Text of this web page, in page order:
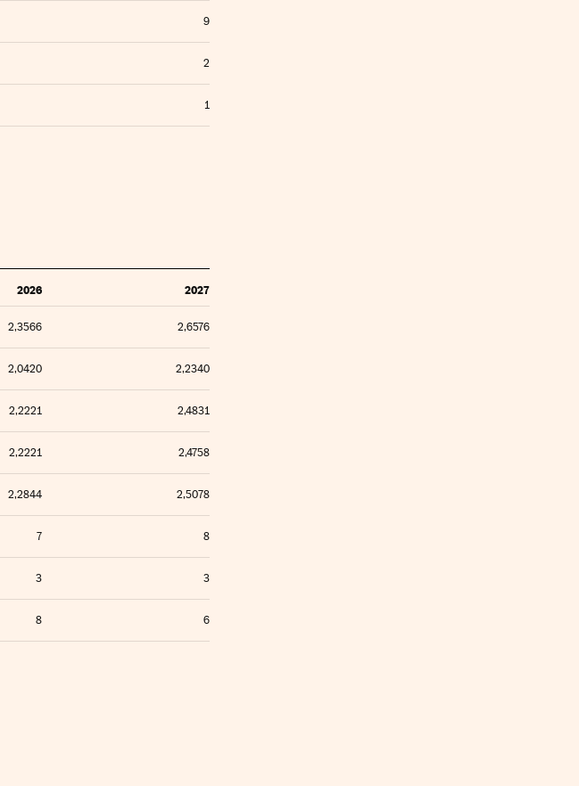
9
2
1
2026 2027
2,3566 2,6576
2,0420 2,2340
2,2221 2,4831
2,2221 2,4758
2,2844 2,5078
7 8
3 3
8 6